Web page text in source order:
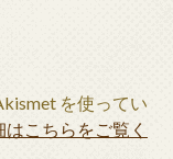
を使ってい
こちらをご覧く